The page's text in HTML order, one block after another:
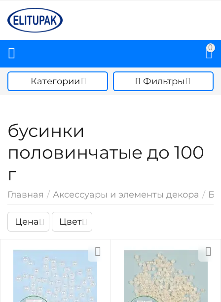
0
Категории Фильтры
бусинки
половинчатые до 100
г
Главная / Аксессуары и элементы декора /
Цена Цвет